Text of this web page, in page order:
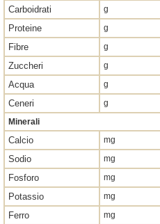
Carboidrati g
Proteine g
Fibre g
Zuccheri g
Acqua g
Ceneri g
Minerali
Calcio mg
Sodio mg
Fosforo mg
Potassio mg
Ferro mg